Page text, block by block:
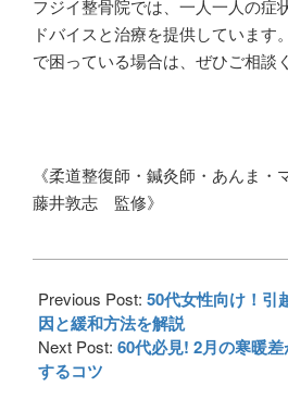
フジイ整骨院では、一人一人の症
ドバイスと治療を提供しています
で困っている場合は、ぜひご相談
《柔道整復師・鍼灸師・あんま
藤井敦志 監修》
01-
22
Previous Post: 50代女性向け！引
因と緩和方法を解説
Next Post: 60代必見! 2月の寒暖
するコツ